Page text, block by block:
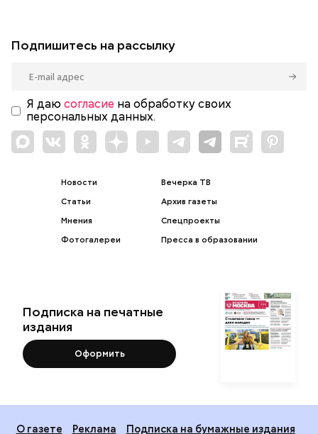
Подпишитесь на рассылку
Я даю согласие на обработку своих
персональных данных.
Новости
Статьи
Мнения
Фотогалереи
Вечерка ТВ
Архив газеты
Спецпроекты
Пресса в образовании
Подписка на печатные
издания
Оформить
О газете Реклама
Подписка на бумажные издания